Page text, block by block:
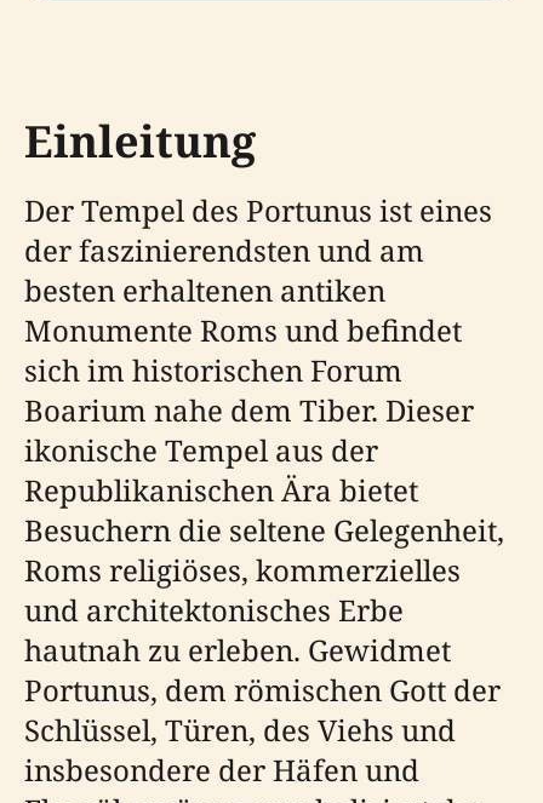
Einleitung
Der Tempel des Portunus ist eines
der faszinierendsten und am
besten erhaltenen antiken
Monumente Roms und befindet
sich im historischen Forum
Boarium nahe dem Tiber. Dieser
ikonische Tempel aus der
Republikanischen Ära bietet
Besuchern die seltene Gelegenheit,
Roms religiöses, kommerzielles
und architektonisches Erbe
hautnah zu erleben. Gewidmet
Portunus, dem römischen Gott der
Schlüssel, Türen, des Viehs und
insbesondere der Häfen und